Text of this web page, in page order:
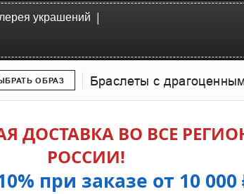
украшений |
ОБРАЗ Браслеты с
ДОСТАВКА ВО ВСЕ
РОССИИ!
при заказе от 10 000